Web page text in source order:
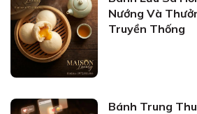
Nướng Và
Truyền Thống
Bánh Trung